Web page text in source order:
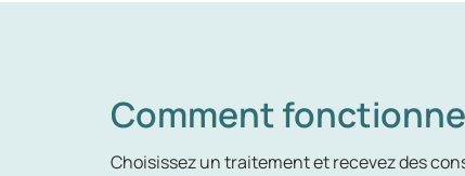
Comment
Choisissez un traitement et recevez des